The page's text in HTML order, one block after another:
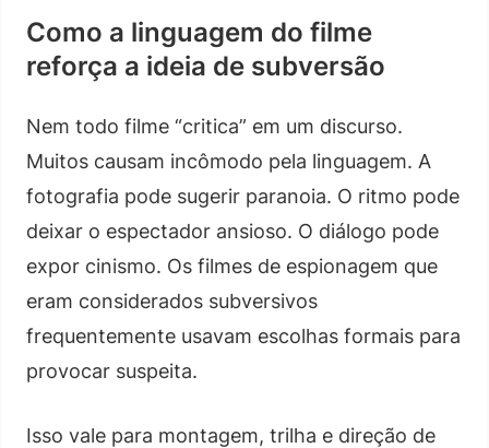
Como a linguagem do filme
reforça a ideia de subversão
Nem todo filme “critica” em um discurso.
Muitos causam incômodo pela linguagem. A
fotografia pode sugerir paranoia. O ritmo pode
deixar o espectador ansioso. O diálogo pode
expor cinismo. Os filmes de espionagem que
eram considerados subversivos
frequentemente usavam escolhas formais para
provocar suspeita.
Isso vale para montagem, trilha e direção de